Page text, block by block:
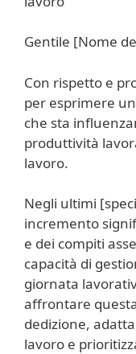
Gentile [Nome
Con rispetto e
per esprimere
che sta
produttività
lavoro.
Negli ultimi
incremento
e dei compiti
capacità di
giornata
affrontare
dedizione,
lavoro e